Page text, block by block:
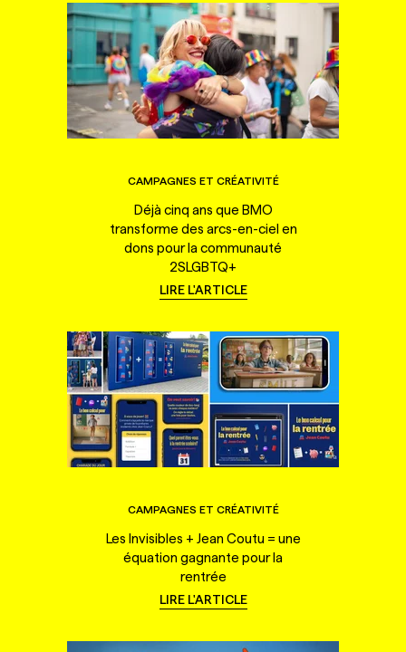
CAMPAGNES ET CRÉATIVITÉ
Déjà cinq ans que BMO
transforme des arcs-en-ciel en
dons pour la communauté
2SLGBTQ+
LIRE L'ARTICLE
CAMPAGNES ET CRÉATIVITÉ
Les Invisibles + Jean Coutu = une
équation gagnante pour la
rentrée
LIRE L'ARTICLE